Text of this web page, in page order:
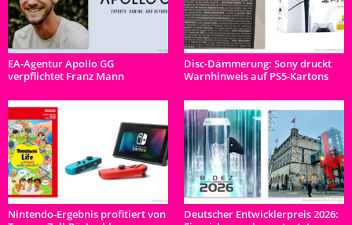
EA-Agentur Apollo GG
verpflichtet Franz Mann
Disc-Dämmerung: Sony druckt
Warnhinweis auf PS5-Kartons
Nintendo-Ergebnis profitiert von
Deutscher Entwicklerpreis 2026: